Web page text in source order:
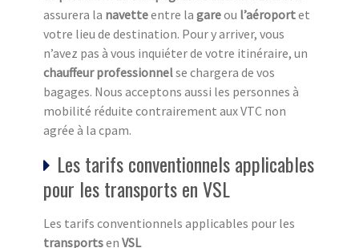
assurera la navetteentre la gareou l’aéroportet
votre lieu de destination. Pour y arriver, vous
n’avez pas à vous inquiéter de votre itinéraire, un
chauffeur professionnelse chargera de vos
bagages. Nous acceptons aussi les personnes à
mobilité réduite contrairement aux VTC non
agrée à la cpam.
Les tarifs conventionnels applicables
pour les transports en VSL
Les tarifs conventionnels applicables pour les
transportsen VSL